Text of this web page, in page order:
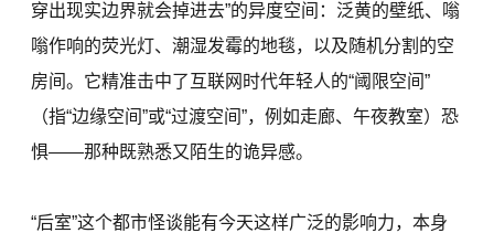
穿出现实边界就会掉进去”的异度空间：泛黄的壁纸、嗡
嗡作响的荧光灯、潮湿发霉的地毯，以及随机分割的空
房间。它精准击中了互联网时代年轻人的“阈限空间”
（指“边缘空间”或“过渡空间”，例如走廊、午夜教室）恐
惧——那种既熟悉又陌生的诡异感。
“后室”这个都市怪谈能有今天这样广泛的影响力，本身